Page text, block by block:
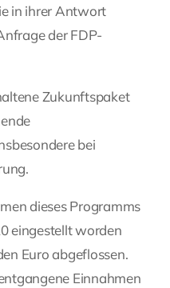
in ihrer Antwort
der FDP-
Zukunftspaket
bei
dieses Programms
eingestellt worden
Euro abgeflossen.
Einnahmen